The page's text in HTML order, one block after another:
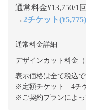
通常料金¥13,750/1回
→2チケット(¥5,775)
通常料金詳細
デザインカット料金
表示価格は全て税込
※定額チケット 4チ
※ご契約プランによ